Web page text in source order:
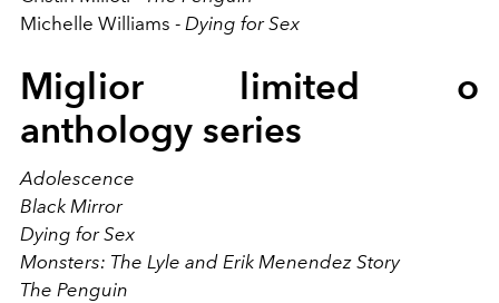
Michelle Williams - Dying for Sex
Miglior limited o
anthology series
Adolescence
Black Mirror
Dying for Sex
Monsters: The Lyle and Erik Menendez Story
The Penguin